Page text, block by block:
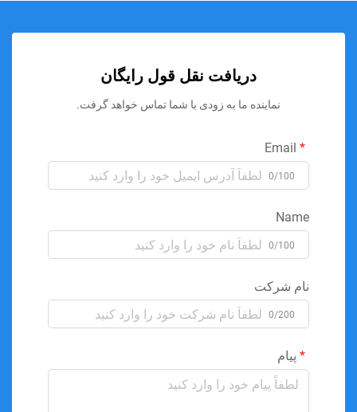
دریافت نقل قول رایگان
نماینده ما به زودی با شما تماس خواهد گرفت.
0/100
Name
0/100
نام شرکت
0/200
پیام